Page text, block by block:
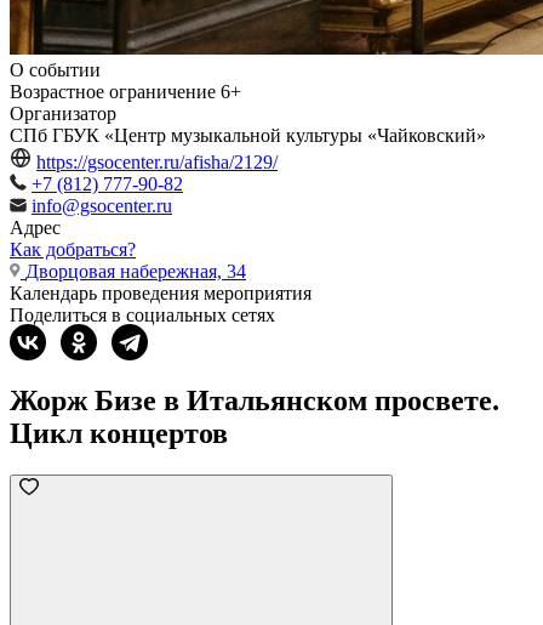
О событии
Возрастное ограничение 6+
Организатор
СПб ГБУК «Центр музыкальной культуры «Чайковский»
https://gsocenter.ru/afisha/2129/
+7 (812) 777-90-82
info@gsocenter.ru
Адрес
Как добраться?
Дворцовая набережная, 34
Календарь проведения мероприятия
Поделиться в социальных сетях
Жорж Бизе в Итальянском просвете.
Цикл концертов